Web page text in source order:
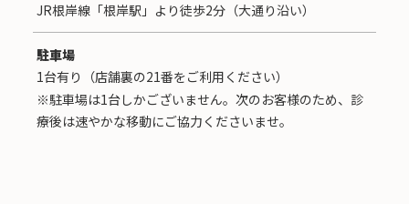
JR根岸線「根岸駅」より徒歩2分（大通り沿い）
駐車場
1台有り（店舗裏の21番をご利用ください）
※駐車場は1台しかございません。次のお客様のため、診
療後は速やかな移動にご協力くださいませ。